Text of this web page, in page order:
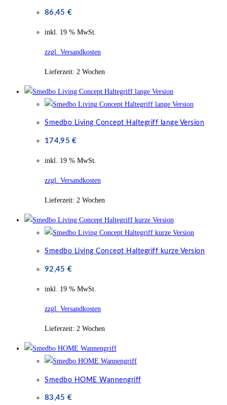
86,45 €
inkl. 19 % MwSt.
zzgl. Versandkosten
Lieferzeit: 2 Wochen
Smedbo Living Concept Haltegriff lange Version
174,95€
inkl. 19 % MwSt.
zzgl. Versandkosten
Lieferzeit: 2 Wochen
Smedbo Living Concept Haltegriff kurze Version
92,45 €
inkl. 19 % MwSt.
zzgl. Versandkosten
Lieferzeit: 2 Wochen
Smedbo HOME Wannengriff
83,45 €